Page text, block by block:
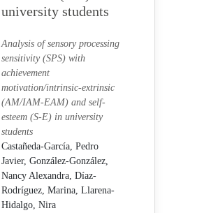
university students
Analysis of sensory processing
sensitivity (SPS) with
achievement
motivation/intrinsic-extrinsic
(AM/IAM-EAM) and self-
esteem (S-E) in university
students
Castañeda-García, Pedro
Javier, González-González,
Nancy Alexandra, Díaz-
Rodríguez, Marina, Llarena-
Hidalgo, Nira